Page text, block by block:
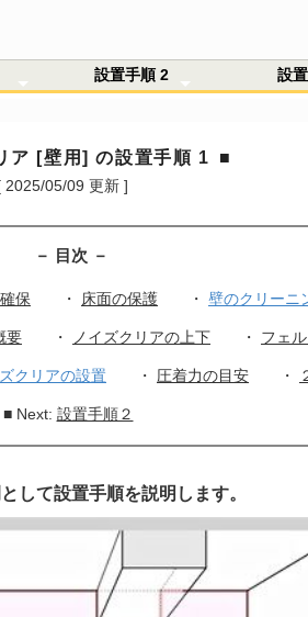
設置手順 2 設
ア [壁用] の設置手順 1
2025/05/09 更新 ]
－ 目次 －
保 ・ 床面の保護 ・ 壁のクリーニ
要 ・ ノイズクリアの上下 ・ フェ
クリアの設置 ・ 圧着力の目安 ・
■ Next: 設置手順２
して設置手順を説明します。